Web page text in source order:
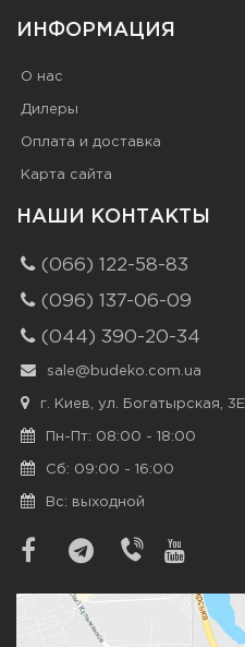
ИНФОРМАЦИЯ
О нас
Дилеры
Оплата и доставка
Карта сайта
НАШИ КОНТАКТЫ
(066) 122-58-83
(096) 137-06-09
(044) 390-20-34
sale@budeko.com.ua
г. Киев, ул. Богатырская, 3Е
Пн-Пт: 08:00 - 18:00
Сб: 09:00 - 16:00
Вс: выходной